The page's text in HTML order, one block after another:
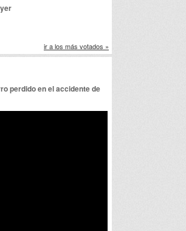
ir a los más votados »
perdido en el accidente de